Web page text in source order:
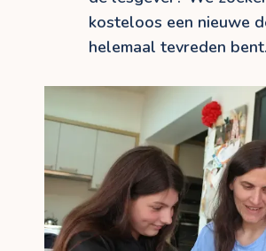
kosteloos een nieuwe
helemaal tevreden bent.